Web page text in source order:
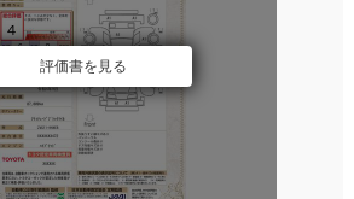
評価書を見る